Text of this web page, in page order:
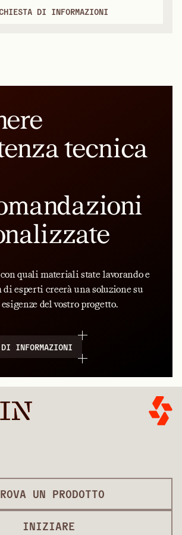
DI INFORMAZIONI
tecnica
quali materiali state lavorando e
esperti creerà una soluzione su
del vostro progetto.
INFORMAZIONI
UN PRODOTTO
INIZIARE